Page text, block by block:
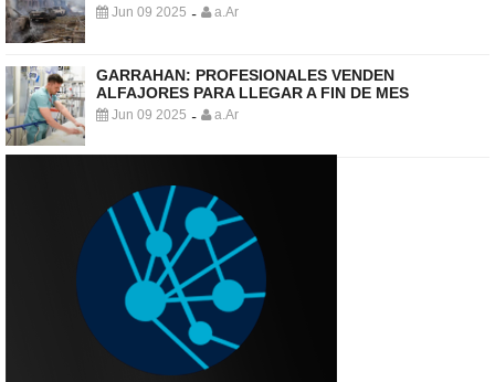
Jun 09 2025 - a.Ar
GARRAHAN: PROFESIONALES VENDEN
ALFAJORES PARA LLEGAR A FIN DE MES
Jun 09 2025 - a.Ar